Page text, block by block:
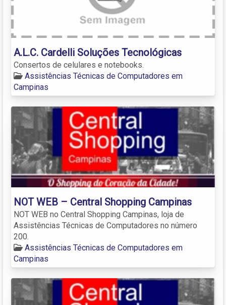
A.L.C. Cardelli Soluções Tecnológicas
Consertos de celulares e notebooks.
Assistências Técnicas de Computadores em
Campinas
NOT WEB – Central Shopping Campinas
NOT WEB no Central Shopping Campinas, loja de
Assistências Técnicas de Computadores no número
200.
Assistências Técnicas de Computadores em
Campinas